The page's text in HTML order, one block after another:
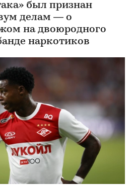
был признан
делам — о
на двоюродного
наркотиков